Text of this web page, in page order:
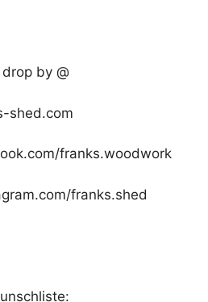
by @
shed.com
franks.woodwork
franks.shed